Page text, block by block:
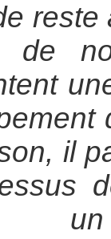
reste
de
il
un